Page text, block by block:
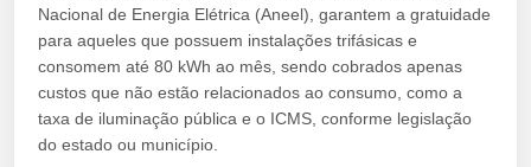
Nacional de Energia Elétrica (Aneel), garantem a gratuidade
para aqueles que possuem instalações trifásicas e
consomem até 80 kWh ao mês, sendo cobrados apenas
custos que não estão relacionados ao consumo, como a
taxa de iluminação pública e o ICMS, conforme legislação
do estado ou município.